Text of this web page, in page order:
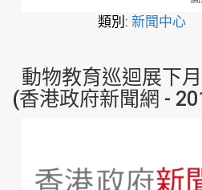
類別: 新聞中心
動物教育巡迴展下
(香港政府新聞網 -